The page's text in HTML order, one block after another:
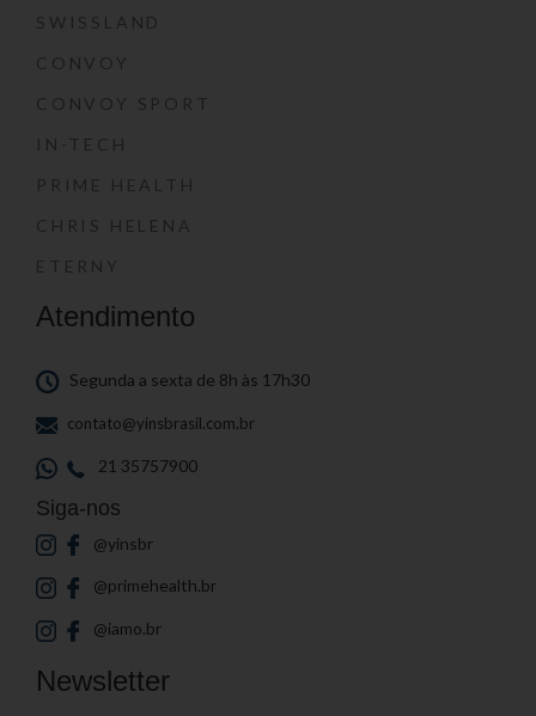
SWISSLAND
CONVOY
CONVOY SPORT
IN-TECH
PRIME HEALTH
CHRIS HELENA
ETERNY
Atendimento
Segunda a sexta de 8h às 17h30
contato@yinsbrasil.com.br
21 35757900
Siga-nos
@yinsbr
@primehealth.br
@iamo.br
Newsletter